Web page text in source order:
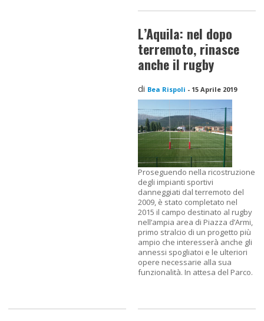
L’Aquila: nel dopo
terremoto, rinasce
anche il rugby
di Bea Rispoli - 15 Aprile 2019
Proseguendo nella ricostruzione
degli impianti sportivi
danneggiati dal terremoto del
2009, è stato completato nel
2015 il campo destinato al rugby
nell’ampia area di Piazza d’Armi,
primo stralcio di un progetto più
ampio che interesserà anche gli
annessi spogliatoi e le ulteriori
opere necessarie alla sua
funzionalità. In attesa del Parco.